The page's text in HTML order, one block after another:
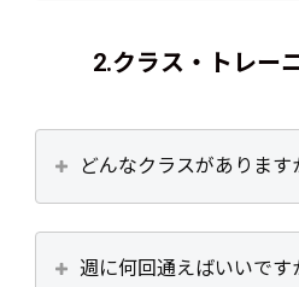
2.クラス・トレー
どんなクラスがあります
週に何回通えばいいです